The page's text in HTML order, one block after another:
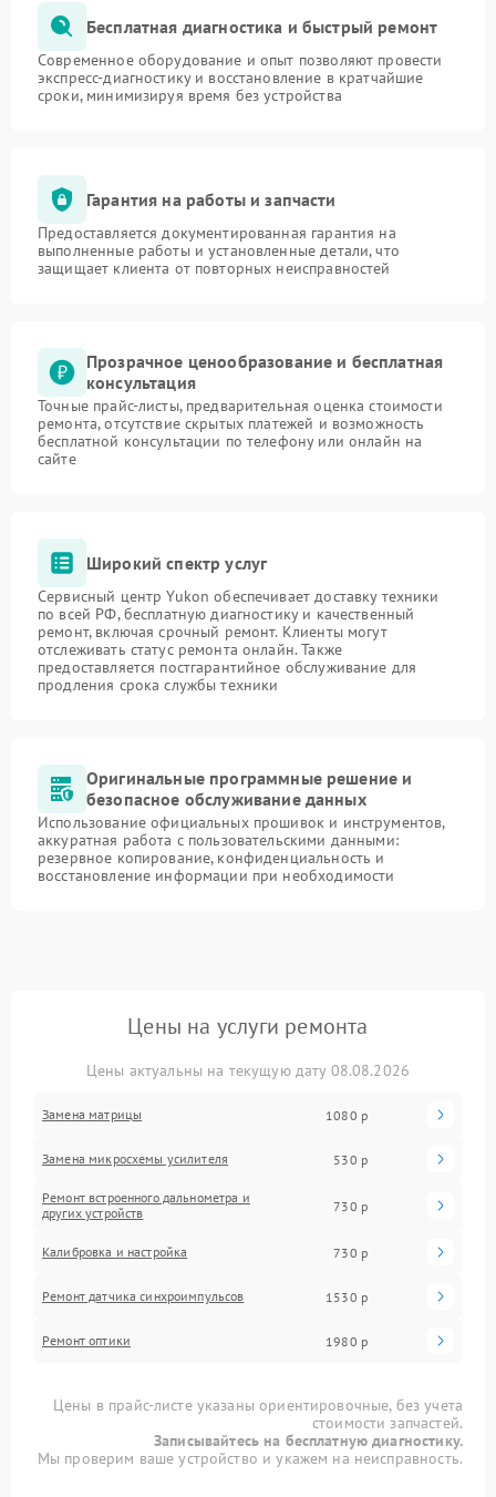
Бесплатная диагностика и быстрый ремонт
Современное оборудование и опыт позволяют провести
экспресс-диагностику и восстановление в кратчайшие
сроки, минимизируя время без устройства
Гарантия на работы и запчасти
Предоставляется документированная гарантия на
выполненные работы и установленные детали, что
защищает клиента от повторных неисправностей
Прозрачное ценообразование и бесплатная
консультация
Точные прайс-листы, предварительная оценка стоимости
ремонта, отсутствие скрытых платежей и возможность
бесплатной консультации по телефону или онлайн на
сайте
Широкий спектр услуг
Сервисный центр Yukon обеспечивает доставку техники
по всей РФ, бесплатную диагностику и качественный
ремонт, включая срочный ремонт. Клиенты могут
отслеживать статус ремонта онлайн. Также
предоставляется постгарантийное обслуживание для
продления срока службы техники
Оригинальные программные решение и
безопасное обслуживание данных
Использование официальных прошивок и инструментов,
аккуратная работа с пользовательскими данными:
резервное копирование, конфиденциальность и
восстановление информации при необходимости
Цены на услуги ремонта
Цены актуальны на текущую дату 08.08.2026
Замена матрицы 1080 р
Замена микросхемы усилителя 530 р
Ремонт встроенного дальнометра и
других устройств
730 р
Калибровка и настройка 730 р
Ремонт датчика синхроимпульсов 1530 р
Ремонт оптики 1980 р
Цены в прайс-листе указаны ориентировочные, без учета
стоимости запчастей.
Записывайтесь на бесплатную диагностику.
Мы проверим ваше устройство и укажем на неисправность.